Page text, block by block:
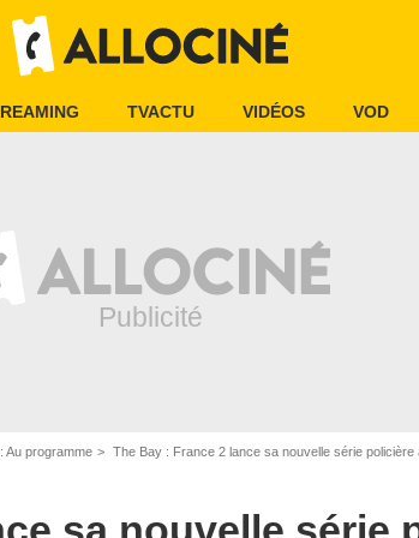
TVACTU VIDÉOS VOD
Au programme The Bay : France 2 lance sa nouvelle série policière